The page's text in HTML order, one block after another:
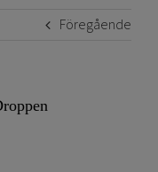
Föregående